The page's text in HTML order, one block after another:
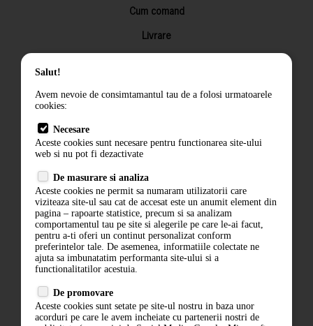
Cum comand
Livrare
Returnarea produselor
Termeni si conditii
Politica de confidentialitate
ANPC
ABONARE LA NEWSLETTER
Salut!
Avem nevoie de consimtamantul tau de a folosi urmatoarele
cookies:
Necesare
Aceste cookies sunt necesare pentru functionarea site-ului
web si nu pot fi dezactivate
De masurare si analiza
Aceste cookies ne permit sa numaram utilizatorii care
viziteaza site-ul sau cat de accesat este un anumit element din
pagina – rapoarte statistice, precum si sa analizam
comportamentul tau pe site si alegerile pe care le-ai facut,
pentru a-ti oferi un continut personalizat conform
preferintelor tale. De asemenea, informatiile colectate ne
ajuta sa imbunatatim performanta site-ului si a
functionalitatilor acestuia.
De promovare
Aceste cookies sunt setate pe site-ul nostru in baza unor
acorduri pe care le avem incheiate cu partenerii nostri de